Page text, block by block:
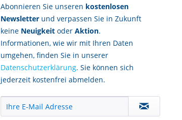
Abonnieren Sie unseren kostenlosen
Newsletter und verpassen Sie in Zukunft
keine Neuigkeit oder Aktion.
Informationen, wie wir mit Ihren Daten
umgehen, finden Sie in unserer
Datenschutzerklärung. Sie können sich
jederzeit kostenfrei abmelden.